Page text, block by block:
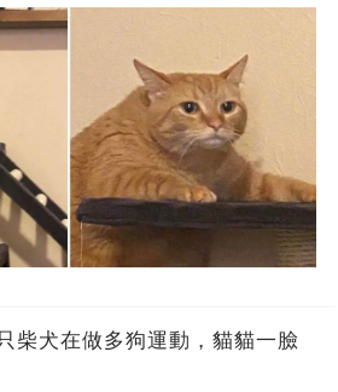
柴犬在做多狗運動，貓貓一臉